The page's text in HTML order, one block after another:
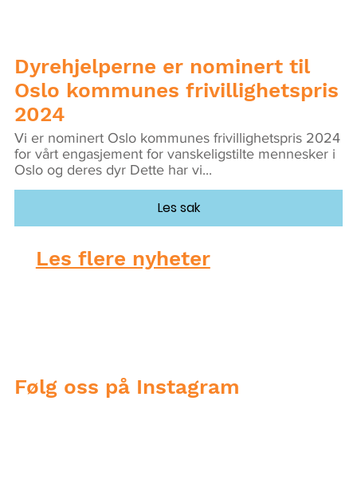
Følg oss på Instagram
Dyrehjelperne er nominert til
Oslo kommunes frivillighetspris
2024
Vi er nominert Oslo kommunes frivillighetspris 2024
for vårt engasjement for vanskeligstilte mennesker i
Oslo og deres dyr Dette har vi...
Les sak
Les flere nyheter